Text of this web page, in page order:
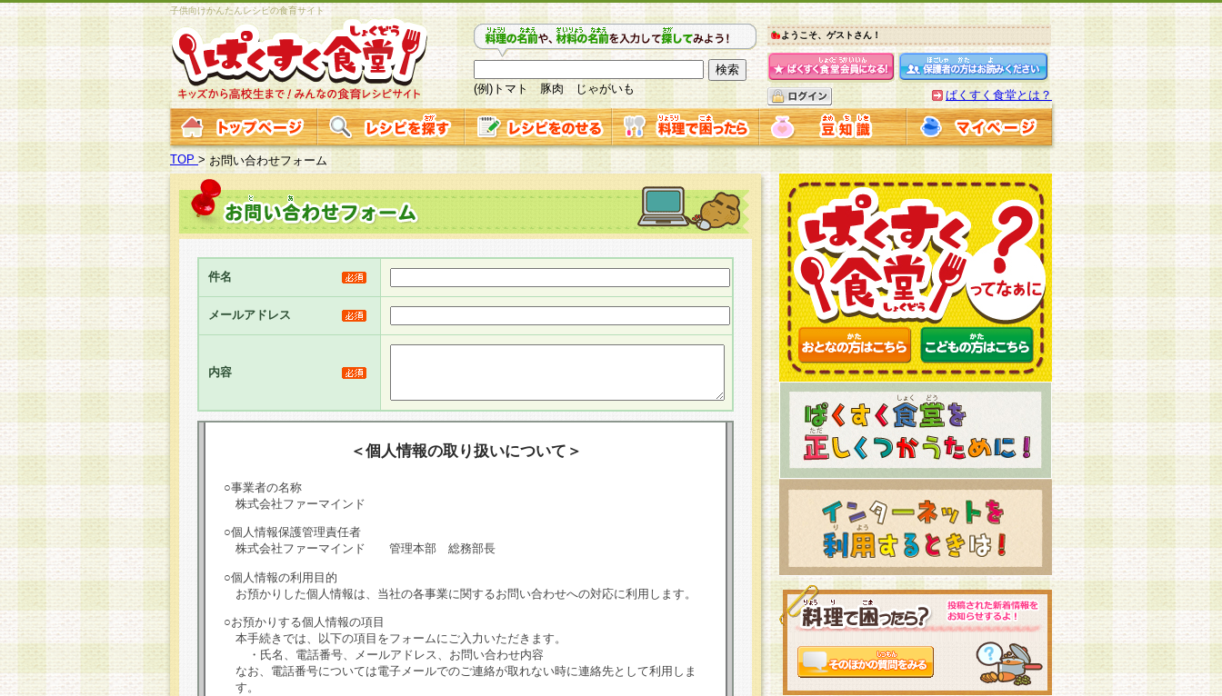
子供向けかんたんレシピの食育サイト
(例)トマト 豚肉 じゃがいも
ようこそ、ゲストさん！
ぱくすく食堂とは？
TOP >お問い合わせフォーム
件名
メールアドレス
内容
＜個人情報の取り扱いについて＞
○事業者の名称
株式会社ファーマインド
○個人情報保護管理責任者
株式会社ファーマインド 管理本部 総務部長
○個人情報の利用目的
お預かりした個人情報は、当社の各事業に関するお問い合わせへの対応に利用します。
○お預かりする個人情報の項目
本手続きでは、以下の項目をフォームにご入力いただきます。
・氏名、電話番号、メールアドレス、お問い合わせ内容
なお、電話番号については電子メールでのご連絡が取れない時に連絡先として利用しま
す。